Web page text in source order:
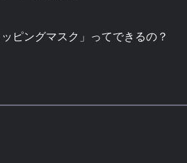
ピングマスク」ってできるの？